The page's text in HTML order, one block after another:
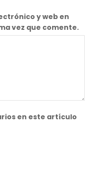
y web en
vez que comente.
en este artículo